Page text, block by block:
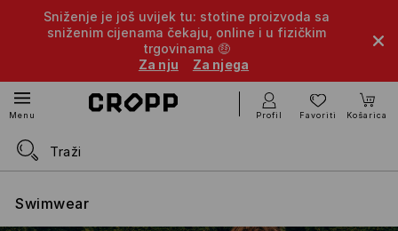
Sniženje je još uvijek tu: stotine proizvoda sa
sniženim cijenama čekaju, online i u fizičkim
trgovinama 🤑
Za nju
Za njega
Menu Profil Favoriti Košarica
Swimwear